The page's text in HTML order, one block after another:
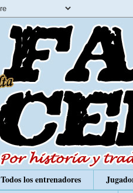
Todos los entrenadores